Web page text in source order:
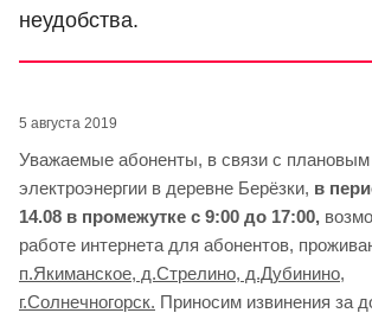
неудобства.
5 августа 2019
Уважаемые абоненты, в связи с
электроэнергии в деревне Берёзки, в
14.08 в промежутке с 9:00 до 17:00,
работе интернета для абонентов,
п.Якиманское, д.Стрелино, д.Дубинино,
г.Солнечногорск. Приносим извинения за